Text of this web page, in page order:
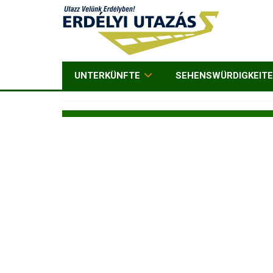
UNTERKÜNFTE